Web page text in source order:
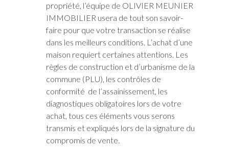
propriété, l’équipe de OLIVIER MEUNIER
IMMOBILIER usera de tout son savoir-
faire pour que votre transaction se réalise
dans les meilleurs conditions. L’achat d’une
maison requiert certaines attentions. Les
règles de construction et d’urbanisme de la
commune (PLU), les contrôles de
conformité de l’assainissement, les
diagnostiques obligatoires lors de votre
achat, tous ces éléments vous serons
transmis et expliqués lors de la signature du
compromis de vente.